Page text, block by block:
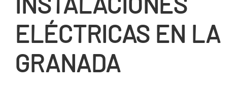
ELÉCTRICAS EN LA
GRANADA